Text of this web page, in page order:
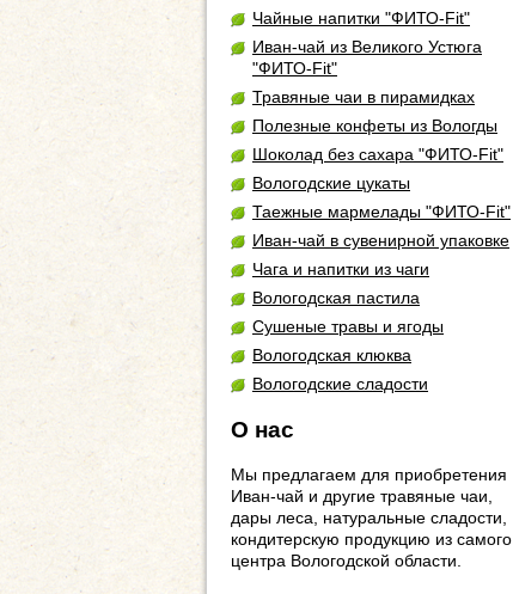
Чайные напитки "ФИТО-Fit"
Иван-чай из Великого Устюга
"ФИТО-Fit"
Травяные чаи в пирамидках
Полезные конфеты из Вологды
Шоколад без сахара "ФИТО-Fit"
Вологодские цукаты
Таежные мармелады "ФИТО-Fit"
Иван-чай в сувенирной упаковке
Чага и напитки из чаги
Вологодская пастила
Сушеные травы и ягоды
Вологодская клюква
Вологодские сладости
О нас
Мы предлагаем для приобретения
Иван-чай и другие травяные чаи,
дары леса, натуральные сладости,
кондитерскую продукцию из самого
центра Вологодской области.